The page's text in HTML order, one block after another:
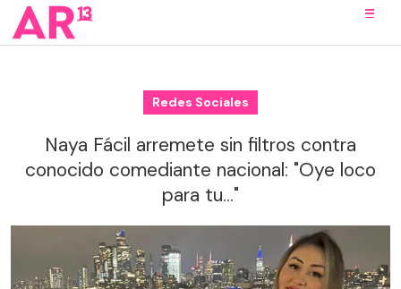
Redes Sociales
Naya Fácil arremete sin filtros contra
conocido comediante nacional: "Oye loco
para tu..."